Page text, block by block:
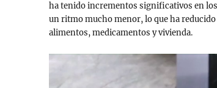
ha tenido incrementos significativos en
un ritmo mucho menor, lo que ha reducido
alimentos, medicamentos y vivienda.